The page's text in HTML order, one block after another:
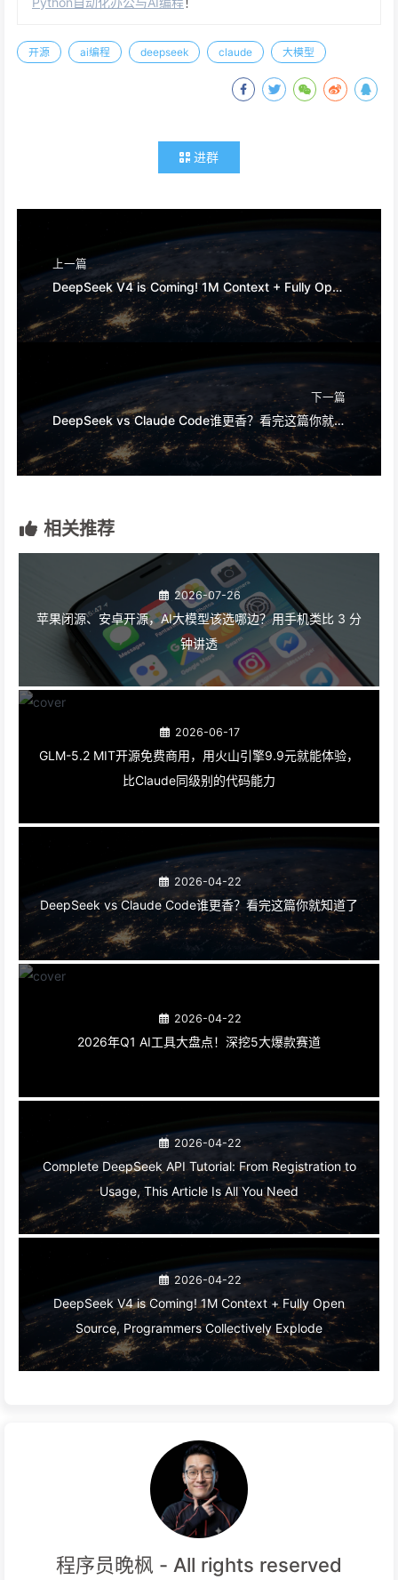
开源 ai编程 deepseek claude 大模型
进群
上一篇
DeepSeek V4 is Coming! 1M Context + Fully Open Source, Programmers Collectively Explode
下一篇
DeepSeek vs Claude Code谁更香？看完这篇你就知道了
相关推荐
2026-07-26
苹果闭源、安卓开源，AI大模型该选哪边？用手机类比 3 分
钟讲透
2026-06-17
GLM-5.2 MIT开源免费商用，用火山引擎9.9元就能体验，
比Claude同级别的代码能力
2026-04-22
DeepSeek vs Claude Code谁更香？看完这篇你就知道了
2026-04-22
2026年Q1 AI工具大盘点！深挖5大爆款赛道
2026-04-22
Complete DeepSeek API Tutorial: From Registration to
Usage, This Article Is All You Need
2026-04-22
DeepSeek V4 is Coming! 1M Context + Fully Open
Source, Programmers Collectively Explode
程序员晚枫 - All rights reserved